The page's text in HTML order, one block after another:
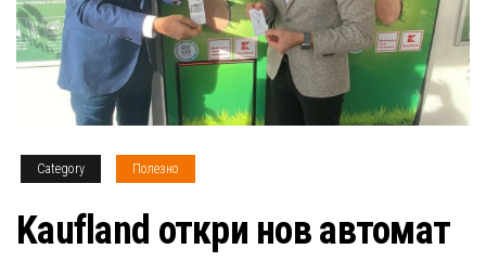
Category Полезно
Kaufland откри нов автомат